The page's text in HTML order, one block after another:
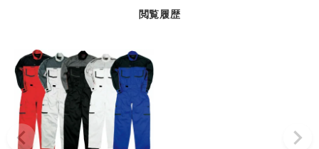
閲覧履歴